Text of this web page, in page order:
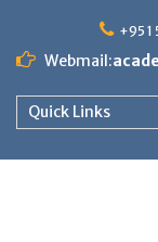
content
+95 1
Webmail:
Quick Links